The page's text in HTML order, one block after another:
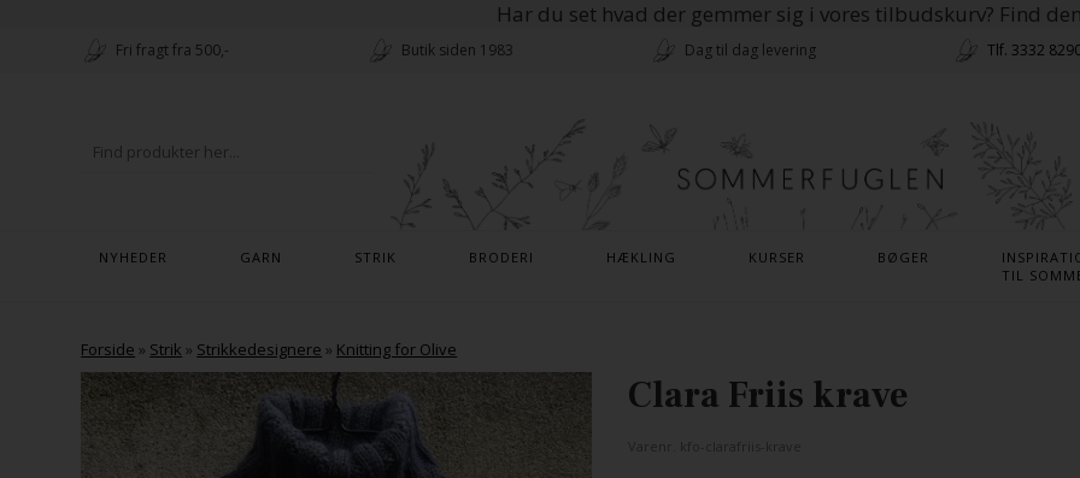
Har du set hvad der gemmer sig i vores tilbudskurv? Find den
Fri fragt fra 500,- Butik siden 1983 Dag til dag levering Tlf. 3332
NYHEDER GARN STRIK BRODERI HÆKLING KURSER BØGER
TIL
Forside » Strik » Strikkedesignere » Knitting for Olive
Clara Friis krave